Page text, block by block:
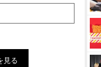
見る